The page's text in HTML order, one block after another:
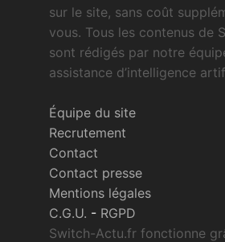
sur le site, sans coût
vous. Tous les contenus de
sont rédigés par notre
assistance d’intelligence
Équipe du site
Recrutement
Contact
Contact presse
Mentions légales
C.G.U. - RGPD
Switch-Actu.fr fonctionne